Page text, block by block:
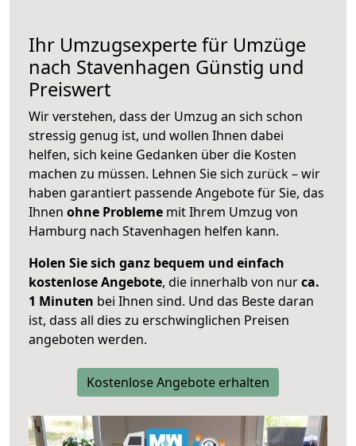
Ihr Umzugsexperte für Umzüge
nach Stavenhagen Günstig und
Preiswert
Wir verstehen, dass der Umzug an sich schon
stressig genug ist, und wollen Ihnen dabei
helfen, sich keine Gedanken über die Kosten
machen zu müssen. Lehnen Sie sich zurück – wir
haben garantiert passende Angebote für Sie, das
Ihnen ohne Probleme mit Ihrem Umzug von
Hamburg nach Stavenhagen helfen kann.
Holen Sie sich ganz bequem und einfach
kostenlose Angebote, die innerhalb von nurca.
1 Minuten bei Ihnen sind. Und das Beste daran
ist, dass all dies zu erschwinglichen Preisen
angeboten werden.
Kostenlose Angebote erhalten